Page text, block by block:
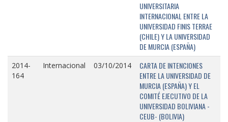
UNIVERSITARIA
INTERNACIONAL ENTRE LA
UNIVERSIDAD FINIS TERRAE
(CHILE) Y LA UNIVERSIDAD
DE MURCIA (ESPAÑA)
2014-
164
Internacional 03/10/2014
CARTA DE INTENCIONES
ENTRE LA UNIVERSIDAD DE
MURCIA (ESPAÑA) Y EL
COMITÉ EJECUTIVO DE LA
UNIVERSIDAD BOLIVIANA -
CEUB- (BOLIVIA)